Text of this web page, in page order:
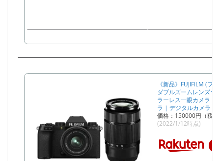
《新品》FUJIFILM (フ
ダブルズームレンズキ
ラーレス一眼カメラ |
ラ | デジタルカメラ ]
価格：150000円（税
(2022/1/12時点)